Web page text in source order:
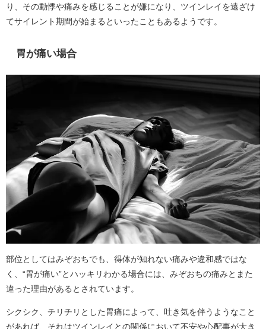
り、その動悸や痛みを感じることが嫌になり、ツインレイを遠ざけ
てサイレント期間が始まるといったこともあるようです。
胃が痛い場合
部位としてはみぞおちでも、得体が知れない痛みや違和感ではな
く、“胃が痛い”とハッキリわかる場合には、みぞおちの痛みとまた
違った理由があるとされています。
シクシク、チリチリとした胃痛によって、吐き気を伴うようなこと
があれば、それはツインレイとの関係において不安や心配事が大き